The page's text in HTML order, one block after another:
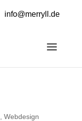
info@merryll.de
Webdesign